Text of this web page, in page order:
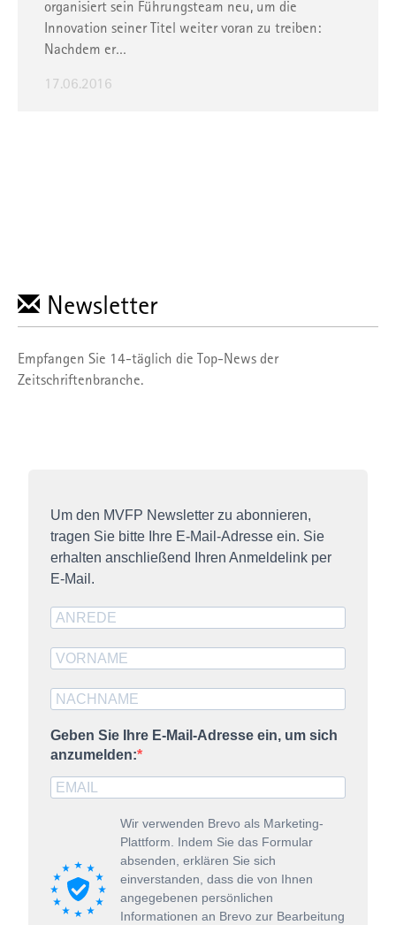
organisiert sein Führungsteam neu, um die
Innovation seiner Titel weiter voran zu treiben:
Nachdem er…
17.06.2016
Newsletter
Empfangen Sie 14-täglich die Top-News der
Zeitschriftenbranche.
Um den MVFP Newsletter zu abonnieren,
tragen Sie bitte Ihre E-Mail-Adresse ein. Sie
erhalten anschließend Ihren Anmeldelink per
E-Mail.
Geben Sie Ihre E-Mail-Adresse ein, um sich
anzumelden:
Wir verwenden Brevo als Marketing-
Plattform. Indem Sie das Formular
absenden, erklären Sie sich
einverstanden, dass die von Ihnen
angegebenen persönlichen
Informationen an Brevo zur Bearbeitung